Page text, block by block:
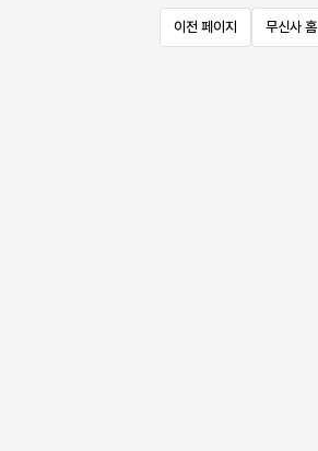
이전 페이지 무신사 홈